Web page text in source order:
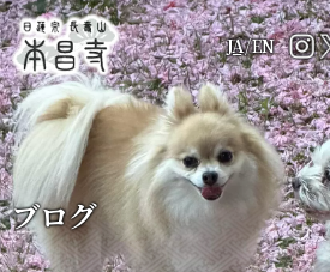
JA/EN
ブログ